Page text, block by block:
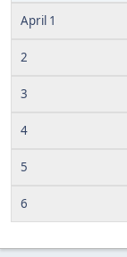
April 1
2
3
4
5
6